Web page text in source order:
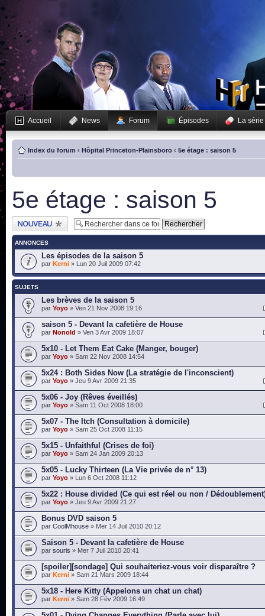
Accueil News Forum Épisodes La série
Index du forum ‹ Hôpital Princeton-Plainsboro ‹ 5e étage : saison 5
5e étage : saison 5
Publier un nouveau
sujet
ANNONCES
Les épisodes de la saison 5
par Kerni » Lun 20 Juil 2009 07:42
SUJETS
Les brèves de la saison 5
par Yoyo » Ven 21 Nov 2008 19:16
saison 5 - Devant la cafetière de House
par Nonold » Ven 3 Avr 2009 18:07
5x10 - Let Them Eat Cake (Manger, bouger)
par Yoyo » Sam 22 Nov 2008 14:54
5x24 : Both Sides Now (La stratégie de l'inconscient)
par Yoyo » Jeu 9 Avr 2009 21:35
5x06 - Joy (Rêves éveillés)
par Yoyo » Sam 11 Oct 2008 18:00
5x07 - The Itch (Consultation à domicile)
par Yoyo » Sam 25 Oct 2008 11:15
5x15 - Unfaithful (Crises de foi)
par Yoyo » Sam 24 Jan 2009 20:13
5x05 - Lucky Thirteen (La Vie privée de n° 13)
par Yoyo » Lun 6 Oct 2008 11:12
5x22 : House divided (Ce qui est réel ou non /
par Yoyo » Jeu 9 Avr 2009 21:27
Bonus DVD saison 5
par CoolMhouse » Mer 14 Juil 2010 20:12
Saison 5 - Devant la cafetière de House
par souris » Mer 7 Juil 2010 20:41
[spoiler][sondage] Qui souhaiteriez-vous voir disparaître ?
par Kerni » Sam 21 Mars 2009 18:44
5x18 - Here Kitty (Appelons un chat un chat)
par Kerni » Sam 28 Fév 2009 16:49